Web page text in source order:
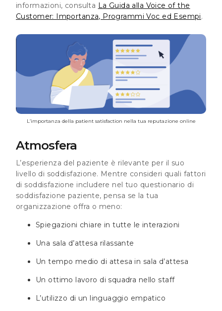
informazioni, consulta La Guida alla Voice of the
Customer: Importanza, Programmi Voc ed Esempi.
L’importanza della patient satisfaction nella tua reputazione online
Atmosfera
L’esperienza del paziente è rilevante per il suo
livello di soddisfazione. Mentre consideri quali fattori
di soddisfazione includere nel tuo questionario di
soddisfazione paziente, pensa se la tua
organizzazione offra o meno:
Spiegazioni chiare in tutte le interazioni
Una sala d’attesa rilassante
Un tempo medio di attesa in sala d’attesa
Un ottimo lavoro di squadra nello staff
L’utilizzo di un linguaggio empatico